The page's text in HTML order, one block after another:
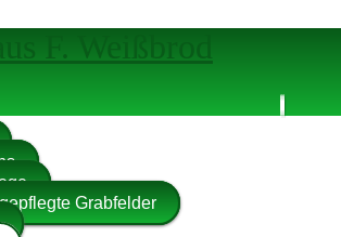
F. Weißbrod
Grabfelder